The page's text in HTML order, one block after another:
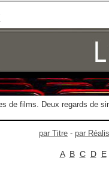
de films. Deux regards de
par Titre - par
A B C D E